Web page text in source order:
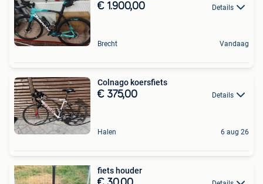
€ 1.900,00 Details
Brecht Vandaag
Colnago koersfiets
€ 375,00 Details
Halen 6 aug 26
fiets houder